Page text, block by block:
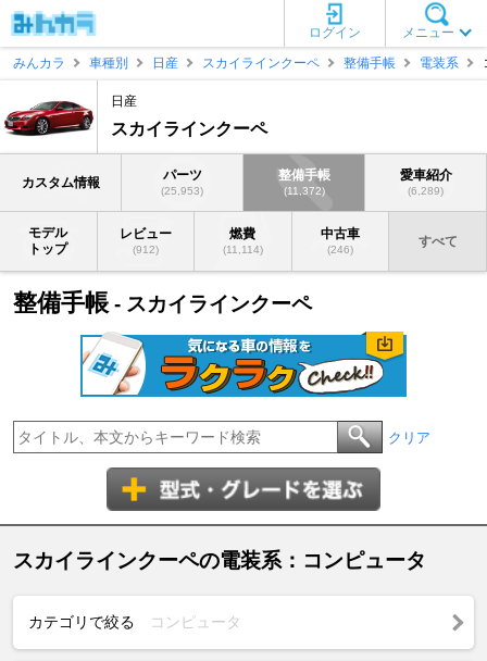
メニュー
ログイン
みんカラ
車種別 日産 スカイラインクーペ 整備手帳 電装系
日産
スカイラインクーペ
カスタム情報 パーツ
(25,953)
整備手帳
(11,372)
愛車紹介
(6,289)
モデル
トップ
レビュー
(912)
燃費
(11,114)
中古車
(246)
すべて
整備手帳 - スカイラインクーペ
クリア
スカイラインクーペの電装系：コンピュータ
カテゴリで絞る コンピュータ